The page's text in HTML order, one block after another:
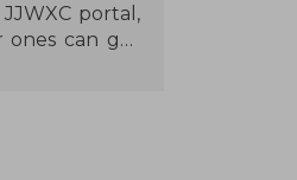
portal,
can get
a quite